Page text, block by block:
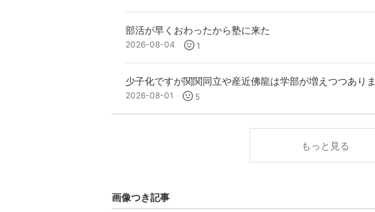
部活が早くおわったから塾に来た
2026-08-04 1
少子化ですが関関同立や産近佛龍は学部が増えつつあり
2026-08-01 5
もっと見る
画像つき記事